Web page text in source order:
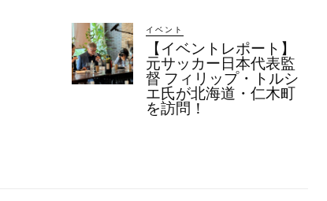
イベント
【イベントレポート】
元サッカー日本代表監
督 フィリップ・トルシ
エ氏が北海道・仁木町
を訪問！